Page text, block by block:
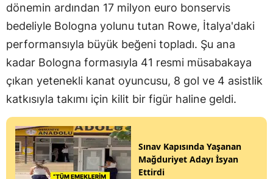
dönemin ardından 17 milyon euro bonservis
bedeliyle Bologna yolunu tutan Rowe, İtalya'daki
performansıyla büyük beğeni topladı. Şu ana
kadar Bologna formasıyla 41 resmi müsabakaya
çıkan yetenekli kanat oyuncusu, 8 gol ve 4 asistlik
katkısıyla takımı için kilit bir figür haline geldi.
Sınav Kapısında Yaşanan
Mağduriyet Adayı İsyan
Ettirdi